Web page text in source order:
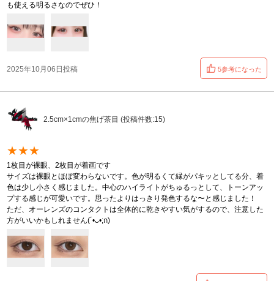
も使える明るさなのでぜひ！
2025年10月06日投稿 5参考になった
2.5cm×1cmの焦げ茶目 (投稿件数:15)
★★★
1枚目が裸眼、2枚目が着画です
サイズは裸眼とほぼ変わらないです。色が明るくて縁がパキッとしてる分、着
色は少し小さく感じました。中心のハイライトがちゅるっとして、トーンアッ
プする感じが可愛いです。思ったよりはっきり発色するな〜と感じました！
ただ、オーレンズのコンタクトは全体的に乾きやすい気がするので、注意した
方がいいかもしれません(´•ᴗ•;ก)